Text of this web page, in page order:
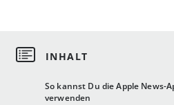
So kannst Du die Apple News-
verwenden